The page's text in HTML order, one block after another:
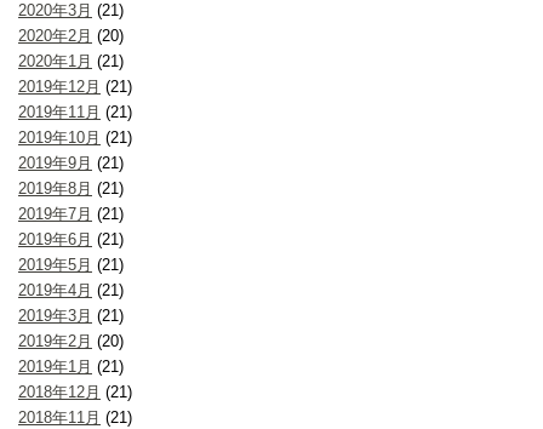
2020年3月 (21)
2020年2月 (20)
2020年1月 (21)
2019年12月 (21)
2019年11月 (21)
2019年10月 (21)
2019年9月 (21)
2019年8月 (21)
2019年7月 (21)
2019年6月 (21)
2019年5月 (21)
2019年4月 (21)
2019年3月 (21)
2019年2月 (20)
2019年1月 (21)
2018年12月 (21)
2018年11月 (21)